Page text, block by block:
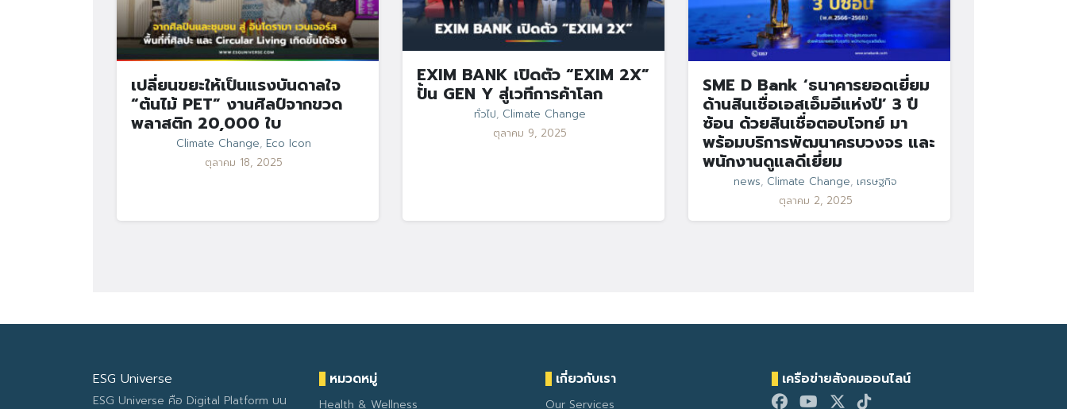
เปลี่ยนขยะให้เป็นแรงบันดาลใจ
“ต้นไม้ PET” งานศิลป์จากขวด
พลาสติก 20,000 ใบ
Climate Change, Eco Icon
ตุลาคม 18, 2025
EXIM BANK เปิดตัว “EXIM 2X”
ปั้น GEN Y สู่เวทีการค้าโลก
ทั่วไป, Climate Change
ตุลาคม 9, 2025
SME D Bank ‘ธนาคารยอดเยี่ยม
ด้านสินเชื่อเอสเอ็มอีแห่งปี’ 3 ปี
ซ้อน ด้วยสินเชื่อตอบโจทย์ มา
พร้อมบริการพัฒนาครบวงจร และ
พนักงานดูแลดีเยี่ยม
news, Climate Change, เศรษฐกิจ
ตุลาคม 2, 2025
ESG Universe
ESG Universe คือ Digital Platform บน
หมวดหมู่
Health & Wellness
เกี่ยวกับเรา
Our Services
เครือข่ายสังคมออนไลน์